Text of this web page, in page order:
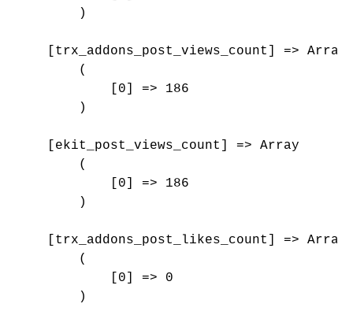
        )
    [trx_addons_post_views_count] => Array
        (
            [0] => 186
        )
    [ekit_post_views_count] => Array
        (
            [0] => 186
        )
    [trx_addons_post_likes_count] => Array
        (
            [0] => 0
        )